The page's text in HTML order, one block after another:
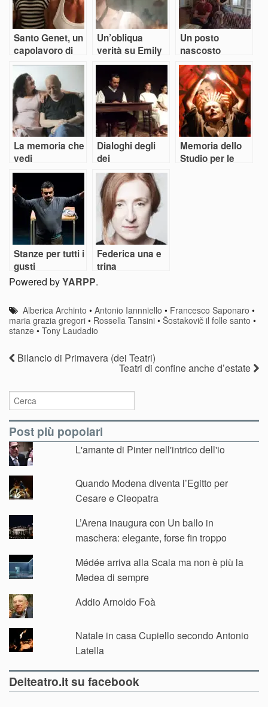
Santo Genet, un
capolavoro di
Armando Punzo
Un’obliqua
verità su Emily
Dickinson
Un posto
nascosto
La memoria che
vedi
Dialoghi degli
dei
Memoria dello
Studio per le
Stanze per tutti i
gusti
Federica una e
trina
Powered byYARPP.
Alberica Archinto •Antonio Iannniello • Francesco Saponaro •
maria grazia gregori • Rossella Tansini • Šostakovič il folle santo •
stanze • Tony Laudadio
Bilancio di Primavera (dei Teatri)
Teatri di confine anche d’estate
Post più popolari
L'amante di Pinter nell'intrico dell'io
Quando Modena diventa l’Egitto per
Cesare e Cleopatra
L’Arena inaugura con Un ballo in
maschera: elegante, forse fin troppo
Médée arriva alla Scala ma non è più la
Medea di sempre
Addio Arnoldo Foà
Natale in casa Cupiello secondo Antonio
Latella
Delteatro.it su facebook